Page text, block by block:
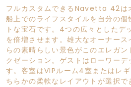
フルカスタムできるNavetta 42は
船上でのライフスタイルを自分の個
トな宝石です。4つの広々としたデ
を倍増させます。雄大なオーナー
らの素晴らしい景色がこのエレガ
クゼーション。ゲストはローワーデ
す。客室はVIPルーム4室またはレ
ちらかの柔軟なレイアウトが選択で